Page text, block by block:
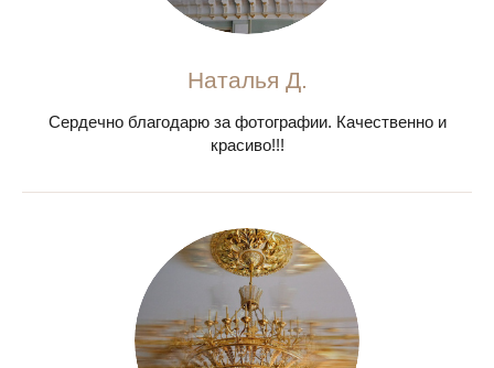
Наталья Д.
Сердечно благодарю за фотографии. Качественно и
красиво!!!